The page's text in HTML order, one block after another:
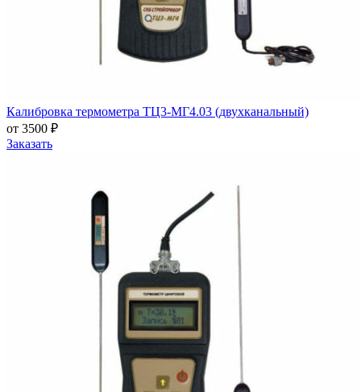
Калибровка термометра ТЦ3-МГ4.03 (двухканальный)
от 3500 ₽
Заказать